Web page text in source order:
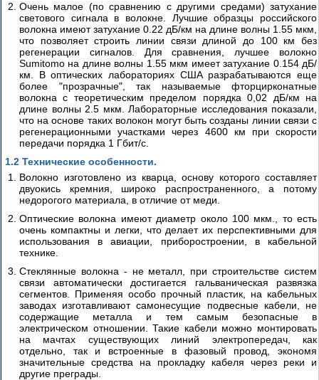
Очень малое (по сравнению с другими средами) затухание
светового сигнала в волокне. Лучшие образцы российского
волокна имеют затухание 0.22 дБ/км на длине волны 1.55 мкм,
что позволяет строить линии связи длиной до 100 км без
регенерации сигналов. Для сравнения, лучшее волокно
Sumitomo на длине волны 1.55 мкм имеет затухание 0.154 дБ/
км. В оптических лабораториях США разрабатываются еще
более "прозрачные", так называемые фторцирконатные
волокна с теоретическим пределом порядка 0,02 дБ/км на
длине волны 2.5 мкм. Лабораторные исследования показали,
что на основе таких волокон могут быть созданы линии связи с
регенерационными участками через 4600 км при скорости
передачи порядка 1 Гбит/с.
1.2 Технические особенности.
Волокно изготовлено из кварца, основу которого составляет
двуокись кремния, широко распространенного, а потому
недорогого материала, в отличие от меди.
Оптические волокна имеют диаметр около 100 мкм., то есть
очень компактны и легки, что делает их перспективными для
использования в авиации, приборостроении, в кабельной
технике.
Стеклянные волокна - не металл, при строительстве систем
связи автоматически достигается гальваническая развязка
сегментов. Применяя особо прочный пластик, на кабельных
заводах изготавливают самонесущие подвесные кабели, не
содержащие металла и тем самым безопасные в
электрическом отношении. Такие кабели можно монтировать
на мачтах существующих линий электропередач, как
отдельно, так и встроенные в фазовый провод, экономя
значительные средства на прокладку кабеля через реки и
другие преграды.
Трехуровневая
модель
CISCO
Технологии
коммутации
CISCO
Технология
АТМ
Industrial
Ethernet
(промышленный
Ethernet)
Введение
Industrial
Ethernet
Различия
в
части
протоколов
Протокол
STP
знакомство